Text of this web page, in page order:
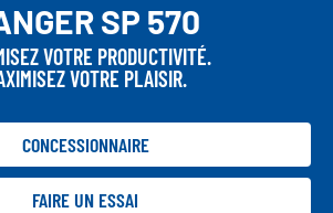
SP 570
VOTRE PRODUCTIVITÉ.
VOTRE PLAISIR.
CONCESSIONNAIRE
FAIRE UN ESSAI